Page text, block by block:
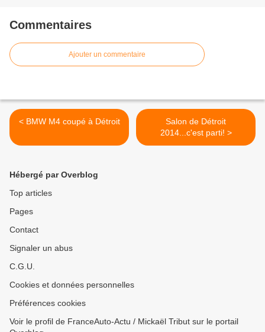
Commentaires
Ajouter un commentaire
< BMW M4 coupé à Détroit
Salon de Détroit
2014...c'est parti! >
Hébergé par Overblog
Top articles
Pages
Contact
Signaler un abus
C.G.U.
Cookies et données personnelles
Préférences cookies
Voir le profil de FranceAuto-Actu / Mickaël Tribut sur le portail